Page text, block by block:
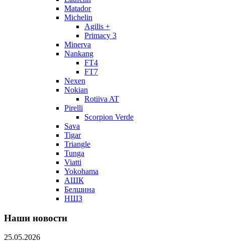
Matador
Michelin
Agilis +
Primacy 3
Minerva
Nankang
FT4
FT7
Nexen
Nokian
Rotiiva AT
Pirelli
Scorpion Verde
Sava
Tigar
Triangle
Tunga
Viatti
Yokohama
АШК
Белшина
НШЗ
Наши новости
25.05.2026